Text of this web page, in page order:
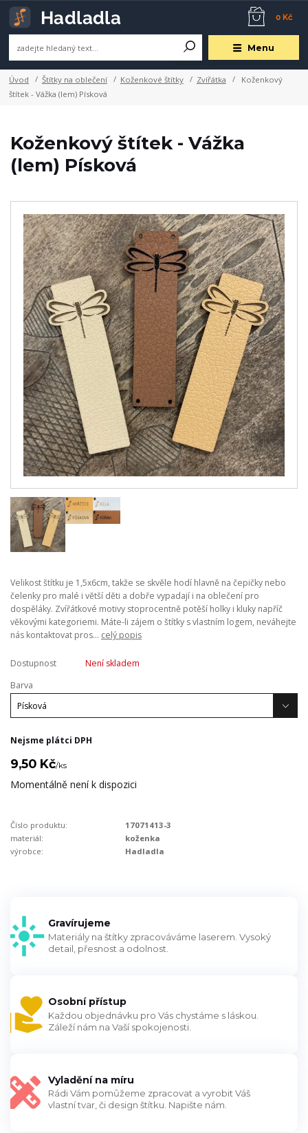
Menu
0 Kč
Úvod Štítky na oblečení Koženkové štítky Zvířátka
Koženkový
štítek - Vážka (lem) Písková
Koženkový štítek - Vážka
(lem) Písková
Velikost štítku je 1,5x6cm, takže se skvěle hodí hlavně na čepičky nebo
čelenky pro malé i větší děti a dobře vypadají i na oblečení pro
dospěláky. Zvířátkové motivy stoprocentně potěší holky i kluky napříč
věkovými kategoriemi. Máte-li zájem o štítky s vlastním logem, neváhejte
nás kontaktovat pros... celý popis
Dostupnost
Není skladem
Barva
Nejsme plátci DPH
9,50 Kč/ks
Momentálně není k dispozici
Číslo produktu:
17071413-3
materiál:
koženka
výrobce:
Hadladla
Gravírujeme
Materiály na štítky zpracováváme laserem. Vysoký
detail, přesnost a odolnost.
Osobní přístup
Každou objednávku pro Vás chystáme s láskou.
Záleží nám na Vaší spokojenosti.
Vyladění na míru
Rádi Vám pomůžeme zpracovat a vyrobit Váš
vlastní tvar, či design štítku. Napište nám.